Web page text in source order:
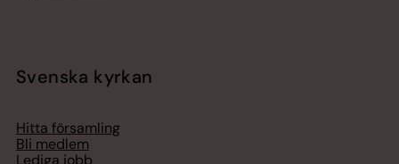
Svenska kyrkan
Hitta församling
Bli medlem
Lediga jobb